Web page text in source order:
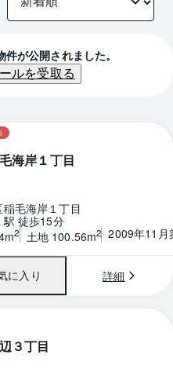
件が公開されました。
ルを受取る
海岸１丁目
毛海岸１丁目
駅 徒歩15分
2 土地 100.56m2 2009年11月
に入り 詳細
1 / 0 間取り
３丁目